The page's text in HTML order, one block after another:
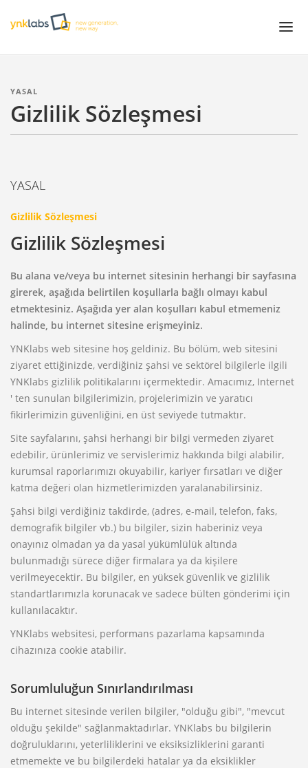
Çözümler
YASAL
Gizlilik Sözleşmesi
YASAL
Gizlilik Sözleşmesi
Gizlilik Sözleşmesi
Bu alana ve/veya bu internet sitesinin herhangi bir sayfasına
girerek, aşağıda belirtilen koşullarla bağlı olmayı kabul
etmektesiniz. Aşağıda yer alan koşulları kabul etmemeniz
halinde, bu internet sitesine erişmeyiniz.
YNKlabs web sitesine hoş geldiniz. Bu bölüm, web sitesini
ziyaret ettiğinizde, verdiğiniz şahsi ve sektörel bilgilerle ilgili
YNKlabs gizlilik politikalarını içermektedir. Amacımız, Internet
' ten sunulan bilgilerimizin, projelerimizin ve yaratıcı
fikirlerimizin güvenliğini, en üst seviyede tutmaktır.
Site sayfalarını, şahsi herhangi bir bilgi vermeden ziyaret
edebilir, ürünlerimiz ve servislerimiz hakkında bilgi alabilir,
kurumsal raporlarımızı okuyabilir, kariyer fırsatları ve diğer
katma değeri olan hizmetlerimizden yaralanabilirsiniz.
Şahsi bilgi verdiğiniz takdirde, (adres, e-mail, telefon, faks,
demografik bilgiler vb.) bu bilgiler, sizin haberiniz veya
onayınız olmadan ya da yasal yükümlülük altında
bulunmadığı sürece diğer firmalara ya da kişilere
verilmeyecektir. Bu bilgiler, en yüksek güvenlik ve gizlilik
standartlarımızla korunacak ve sadece bülten gönderimi için
kullanılacaktır.
YNKlabs websitesi, performans pazarlama kapsamında
cihazınıza cookie atabilir.
Sorumluluğun Sınırlandırılması
Bu internet sitesinde verilen bilgiler, "olduğu gibi", "mevcut
olduğu şekilde" sağlanmaktadırlar. YNKlabs bu bilgilerin
doğruluklarını, yeterliliklerini ve eksiksizliklerini garanti
etmemekte ve bu bilgilerdeki hatalar ya da eksiklikler